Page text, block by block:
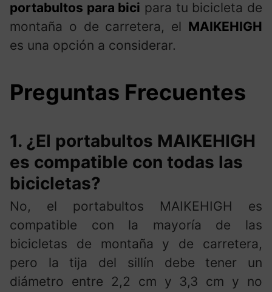
portabultos para bici para tu bicicleta de
montaña o de carretera, el MAIKEHIGH
es una opción a considerar.
Preguntas Frecuentes
1. ¿El portabultos MAIKEHIGH
es compatible con todas las
bicicletas?
No, el portabultos MAIKEHIGH es
compatible con la mayoría de las
bicicletas de montaña y de carretera,
pero la tija del sillín debe tener un
diámetro entre 2,2 cm y 3,3 cm y no